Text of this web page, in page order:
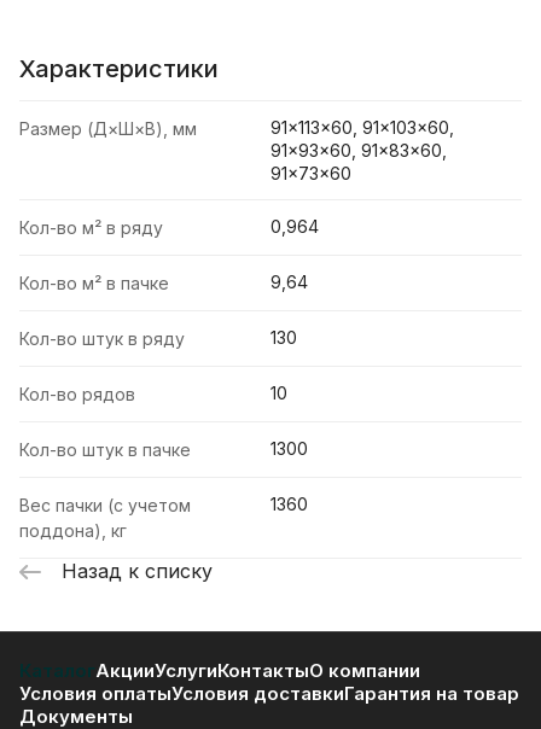
Характеристики
Размер (Д×Ш×В), мм
91×113×60, 91×103×60,
91×93×60, 91×83×60,
91×73×60
Кол-во м² в ряду 0,964
Кол-во м² в пачке 9,64
Кол-во штук в ряду 130
Кол-во рядов 10
Кол-во штук в пачке 1300
Вес пачки (с учетом
поддона), кг
1360
Назад к списку
КаталогАкцииУслугиКонтактыО компании
Условия оплатыУсловия доставкиГарантия на товар
Документы